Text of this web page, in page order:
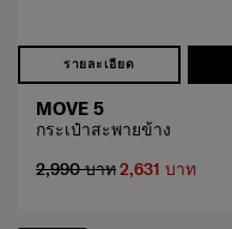
รายละเอียด
MOVE 5
กระเป๋าสะพายข้าง
2,990 บาท2,631 บาท